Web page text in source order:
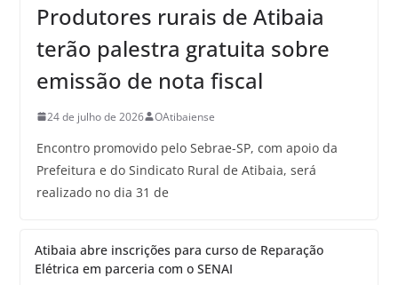
Produtores rurais de Atibaia
terão palestra gratuita sobre
emissão de nota fiscal
24 de julho de 2026 OAtibaiense
Encontro promovido pelo Sebrae-SP, com apoio da
Prefeitura e do Sindicato Rural de Atibaia, será
realizado no dia 31 de
Atibaia abre inscrições para curso de Reparação
Elétrica em parceria com o SENAI